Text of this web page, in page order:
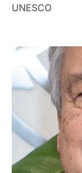
UNESCO